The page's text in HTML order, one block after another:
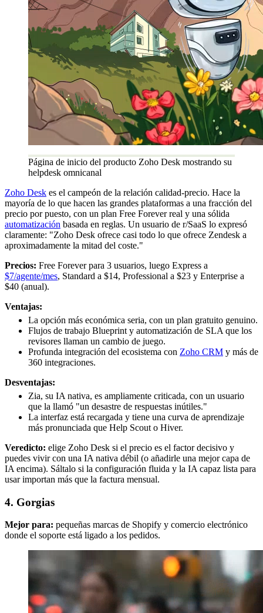
Página de inicio del producto Zoho Desk mostrando su
helpdesk omnicanal
Zoho Desk es el campeón de la relación calidad-precio. Hace la
mayoría de lo que hacen las grandes plataformas a una fracción del
precio por puesto, con un plan Free Forever real y una sólida
automatización basada en reglas. Un usuario de r/SaaS lo expresó
claramente: "Zoho Desk ofrece casi todo lo que ofrece Zendesk a
aproximadamente la mitad del coste."
Precios: Free Forever para 3 usuarios, luego Express a
$7/agente/mes, Standard a $14, Professional a $23 y Enterprise a
$40 (anual).
Ventajas:
La opción más económica seria, con un plan gratuito genuino.
Flujos de trabajo Blueprint y automatización de SLA que los
revisores llaman un cambio de juego.
Profunda integración del ecosistema con Zoho CRM y más de
360 integraciones.
Desventajas:
Zia, su IA nativa, es ampliamente criticada, con un usuario
que la llamó "un desastre de respuestas inútiles."
La interfaz está recargada y tiene una curva de aprendizaje
más pronunciada que Help Scout o Hiver.
Veredicto: elige Zoho Desk si el precio es el factor decisivo y
puedes vivir con una IA nativa débil (o añadirle una mejor capa de
IA encima). Sáltalo si la configuración fluida y la IA capaz lista para
usar importan más que la factura mensual.
4. Gorgias
Mejor para: pequeñas marcas de Shopify y comercio electrónico
donde el soporte está ligado a los pedidos.